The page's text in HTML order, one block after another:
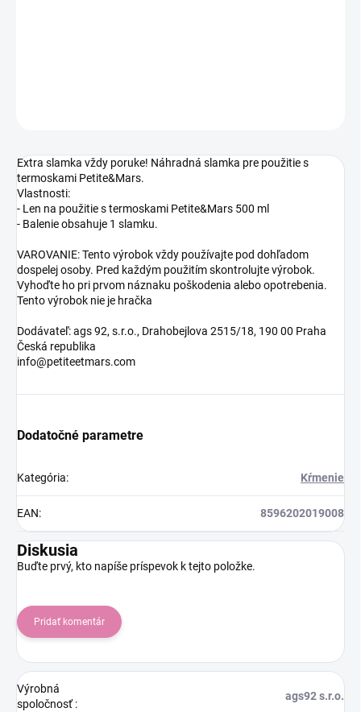
Extra slamka vždy poruke! Náhradná slamka pre použitie s
termoskami Petite&Mars.
Vlastnosti:
- Len na použitie s termoskami Petite&Mars 500 ml
- Balenie obsahuje 1 slamku.
VAROVANIE: Tento výrobok vždy používajte pod dohľadom
dospelej osoby. Pred každým použitím skontrolujte výrobok.
Vyhoďte ho pri prvom náznaku poškodenia alebo opotrebenia.
Tento výrobok nie je hračka
Dodávateľ: ags 92, s.r.o., Drahobejlova 2515/18, 190 00 Praha
Česká republika
info@petiteetmars.com
Dodatočné parametre
Kategória: Kŕmenie
EAN: 8596202019008
Diskusia
Buďte prvý, kto napíše príspevok k tejto položke.
Pridať komentár
Výrobná
spoločnosť:
ags92 s.r.o.